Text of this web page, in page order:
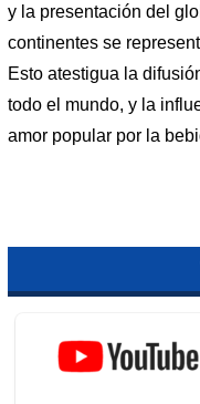
y la presentación del
continentes se
Esto atestigua la
todo el mundo, y la
amor popular por la